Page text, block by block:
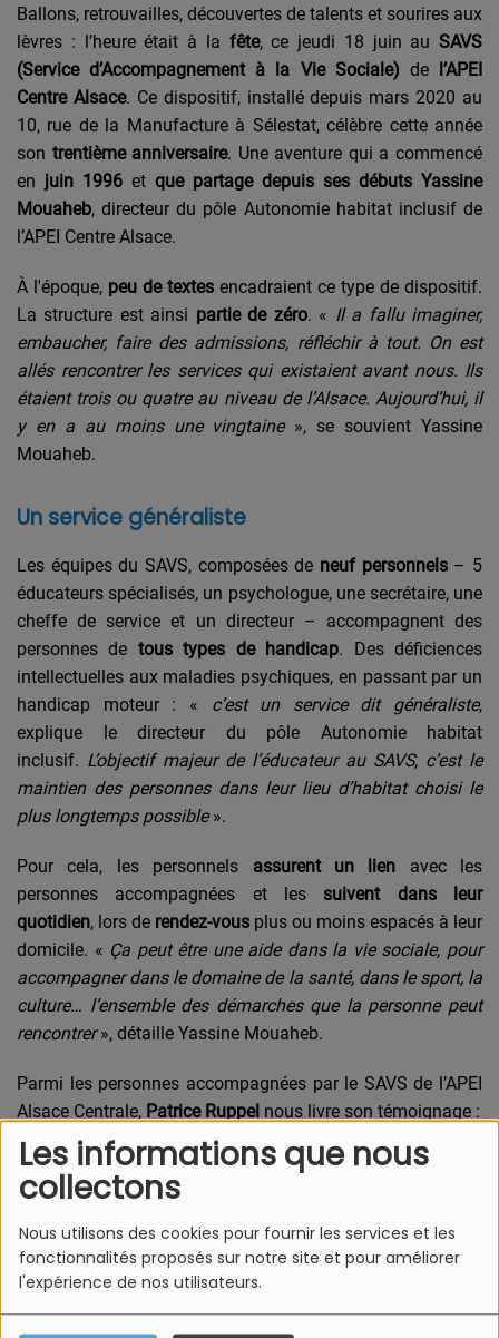
Les informations que nous
collectons
Nous utilisons des cookies pour fournir les services et les
fonctionnalités proposés sur notre site et pour améliorer
l'expérience de nos utilisateurs.
Ballons, retrouvailles, découvertes de talents et sourires aux
lèvres : l’heure était à la fête, ce jeudi 18 juin au SAVS
(Service d’Accompagnement à la Vie Sociale) de l’APEI
Centre Alsace. Ce dispositif, installé depuis mars 2020 au
10, rue de la Manufacture à Sélestat, célèbre cette année
son trentième anniversaire. Une aventure qui a commencé
en juin 1996 et que partage depuis ses débuts Yassine
Mouaheb, directeur du pôle Autonomie habitat inclusif de
l’APEI Centre Alsace.
À l'époque, peu de textes encadraient ce type de dispositif.
La structure est ainsi partie de zéro. « Il a fallu imaginer,
embaucher, faire des admissions, réfléchir à tout. On est
allés rencontrer les services qui existaient avant nous. Ils
étaient trois ou quatre au niveau de l’Alsace. Aujourd’hui, il
y en a au moins une vingtaine », se souvient Yassine
Mouaheb.
Un service généraliste
Les équipes du SAVS, composées de neuf personnels– 5
éducateurs spécialisés, un psychologue, une secrétaire, une
cheffe de service et un directeur – accompagnent des
personnes de tous types de handicap. Des déficiences
intellectuelles aux maladies psychiques, en passant par un
handicap moteur : « c’est un service dit généraliste,
explique le directeur du pôle Autonomie habitat
inclusif. L’objectif majeur de l’éducateur au SAVS, c’est le
maintien des personnes dans leur lieu d’habitat choisi le
plus longtemps possible».
Pour cela, les personnels assurent un lien avec les
personnes accompagnées et les suivent
dans leur
quotidien, lors de rendez-vous plus ou moins espacés à leur
domicile. « Ça peut être une aide dans la vie sociale, pour
accompagner dans le domaine de la santé, dans le sport, la
culture… l’ensemble des démarches que la personne peut
rencontrer», détaille Yassine Mouaheb.
Parmi les personnes accompagnées par le SAVS de l’APEI
Alsace Centrale, Patrice Ruppel nous livre son témoignage :